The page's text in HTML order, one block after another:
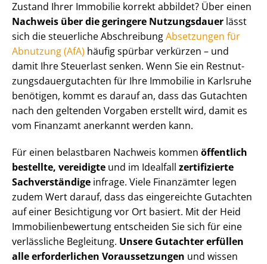
Zustand Ihrer Immobilie korrekt abbildet? Über einen
Nachweis über die geringere Nutzungsdauer lässt
sich die steuerliche AbschreibungAbsetzungen für
Abnutzung (AfA) häufig spürbar verkürzen – und
damit Ihre Steuerlast senken. Wenn Sie ein Rest­nut­
zungs­dau­er­gut­ach­ten für Ihre Immobilie in Karlsruhe
benötigen, kommt es darauf an, dass das Gutachten
nach den geltenden Vorgaben erstellt wird, damit es
vom Finanzamt anerkannt werden kann.
Für einen belastbaren Nachweis kommen öffentlich
bestellte, vereidigte und im Idealfall zertifizierte
Sachverständige infrage. Viele Finanzämter legen
zudem Wert darauf, dass das eingereichte Gutachten
auf einer Besichtigung vor Ort basiert. Mit der Heid
Im­mo­bi­li­en­be­wer­tung entscheiden Sie sich für eine
verlässliche Begleitung. Unsere Gutachter erfüllen
alle erforderlichen Voraussetzungen und wissen